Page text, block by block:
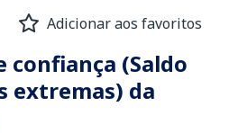
Adicionar aos favoritos
confiança (Saldo
extremas) da